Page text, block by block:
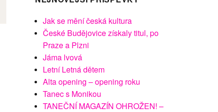
Jak se mění česká kultura
České Budějovice získaly titul, po
Praze a Plzni
Jáma lvová
Letní Letná dětem
Alta opening – opening roku
Tanec s Monikou
TANEČNÍ MAGAZÍN OHROŽEN! –